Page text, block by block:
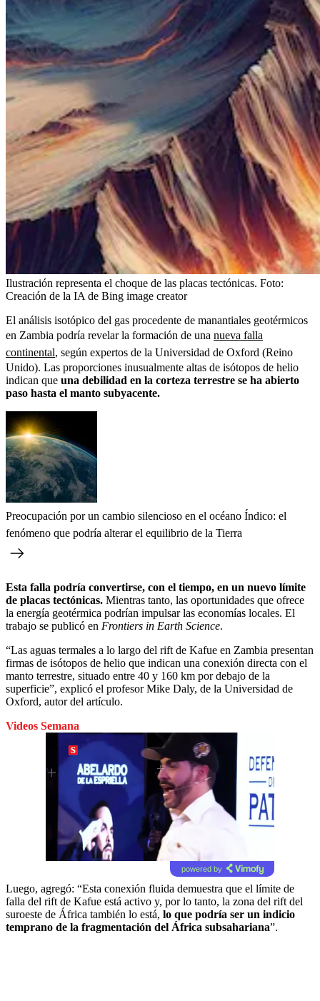
Ilustración representa el choque de las placas tectónicas. Foto:
Creación de la IA de Bing image creator
El análisis isotópico del gas procedente de manantiales geotérmicos
en Zambia podría revelar la formación de una nueva falla
continental, según expertos de la Universidad de Oxford (Reino
Unido). Las proporciones inusualmente altas de isótopos de helio
indican que una debilidad en la corteza terrestre se ha abierto
paso hasta el manto subyacente.
Preocupación por un cambio silencioso en el océano Índico: el
fenómeno que podría alterar el equilibrio de la Tierra
Esta falla podría convertirse, con el tiempo, en un nuevo límite
de placas tectónicas. Mientras tanto, las oportunidades que ofrece
la energía geotérmica podrían impulsar las economías locales. El
trabajo se publicó en Frontiers in Earth Science.
“Las aguas termales a lo largo del rift de Kafue en Zambia presentan
firmas de isótopos de helio que indican una conexión directa con el
manto terrestre, situado entre 40 y 160 km por debajo de la
superficie”, explicó el profesor Mike Daly, de la Universidad de
Oxford, autor del artículo.
Videos Semana
powered by
Luego, agregó: “Esta conexión fluida demuestra que el límite de
falla del rift de Kafue está activo y, por lo tanto, la zona del rift del
suroeste de África también lo está, lo que podría ser un indicio
temprano de la fragmentación del África subsahariana”.